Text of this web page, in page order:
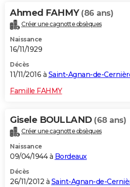
Ahmed FAHMY (86 ans)
Créer une cagnotte obsèques
Naissance
16/11/1929
Décès
11/11/2016 à Saint-Agnan-de-
Famille FAHMY
Gisele BOULLAND (68 ans)
Créer une cagnotte obsèques
Naissance
09/04/1944 à Bordeaux
Décès
26/11/2012 à Saint-Agnan-de-